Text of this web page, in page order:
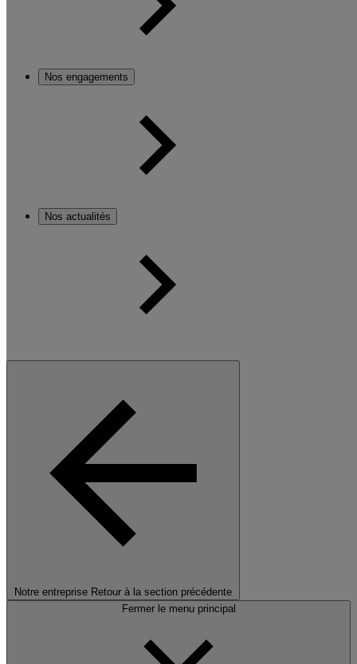
Nos engagements
Nos actualités
Notre entreprise Retour à la section précédente
Fermer le menu principal